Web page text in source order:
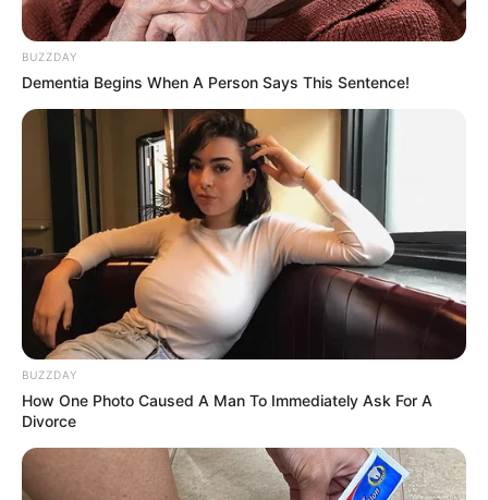
BUZZDAY
Dementia Begins When A Person Says This Sentence!
BUZZDAY
How One Photo Caused A Man To Immediately Ask For A
Divorce